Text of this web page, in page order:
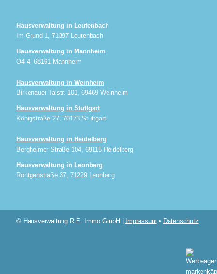
Hausverwaltung in Leutenbach
Im Grund 1, 71397 Leutenbach
Hausverwaltung in Mannheim
O4 4, 68161 Mannheim
Hausverwaltung in Weinheim
Birkenauer Talstr. 101, 69469 Weinheim
Hausverwaltung in Stuttgart
Königstraße 27, 70173 Stuttgart
Hausverwaltung in Heidelberg
Bergheimer Straße 104, 69115 Heidelberg
Hausverwaltung in Leonberg
Röntgenstraße 37, 71229 Leonberg
© Hausverwaltung R.E. Immo GmbH | Impressum • Datenschutz